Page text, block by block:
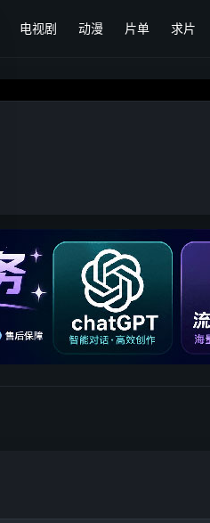
电视剧 动漫 片单 求片